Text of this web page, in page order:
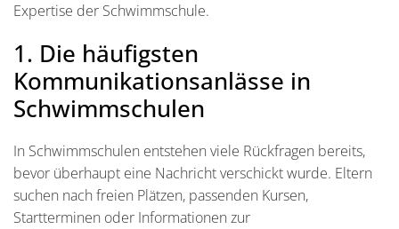
Expertise der Schwimmschule.
1. Die häufigsten
Kommunikationsanlässe in
Schwimmschulen
In Schwimmschulen entstehen viele Rückfragen bereits,
bevor überhaupt eine Nachricht verschickt wurde. Eltern
suchen nach freien Plätzen, passenden Kursen,
Startterminen oder Informationen zur